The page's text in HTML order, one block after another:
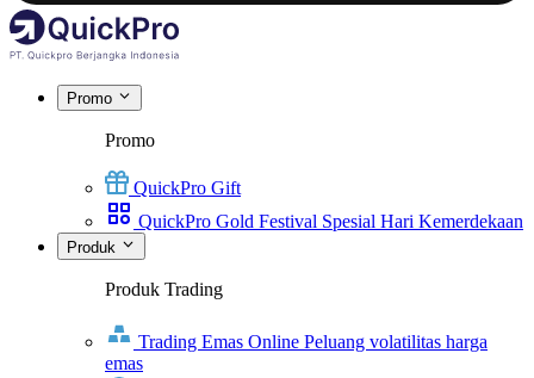
Promo
Promo
QuickPro Gift
QuickPro Gold Festival Spesial Hari Kemerdekaan
Produk
Produk Trading
Trading Emas Online Peluang volatilitas harga
emas